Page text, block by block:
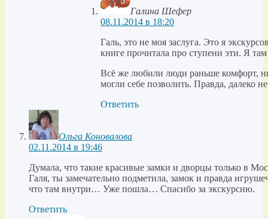
Галина Шефер
08.11.2014 в 18:20
Галь, это не моя заслуга. Это я
книге прочитала про ступени эти. Я
Всё же любили люди раньше комфорт,
могли себе позволить. Правда, далеко
Ответить
Ольга Коновалова
02.11.2014 в 19:46
Думала, что такие красивые замки и дворцы только в
Галя, ты замечательно подметила, замок и правда
что там внутри… Уже пошла… Спасибо за экскурсию.
Ответить